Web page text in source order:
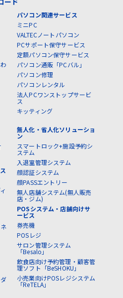
パソコン関連サービス
ミニPC
VALTECノートパソコン
PCサポート保守サービス
定額パソコン保守サービス
パソコン通販「PCバル」
パソコン修理
パソコンレンタル
法人PCワンストップサービ
ス
キッティング
無人化・省人化ソリューショ
ン
スマートロック+施設予約シ
ステム
入退室管理システム
顔認証システム
顔PASSエントリー
無人店舗システム(無人販売
店・ジム)
POSシステム・店舗向けサ
ービス
券売機
POSレジ
サロン管理システム
「Besalo」
飲食店向け予約管理・顧客管
理ソフト「BeSHOKU」
小売業向けPOSレジシステム
「ReTELA」